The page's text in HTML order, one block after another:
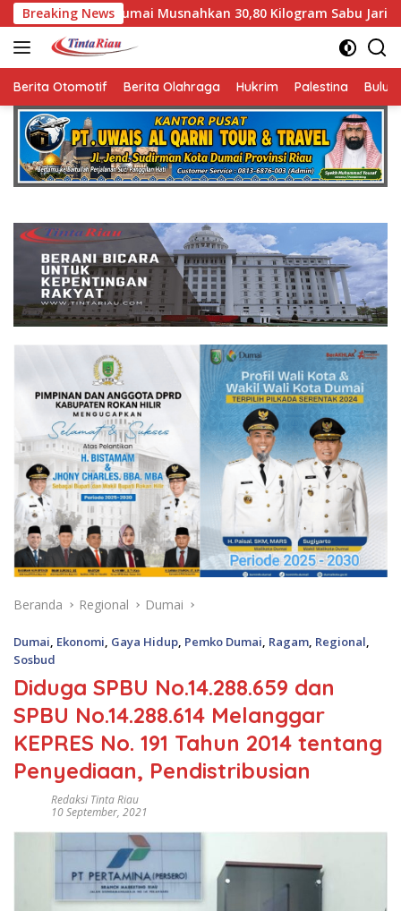
Langsung
ke
konten
Breaking News
Musnahkan 30,80 Kilogram Sabu Jaringan Internasional,
Berita Otomotif Berita Olahraga Hukrim Palestina
Beranda Regional Dumai
Dumai Ekonomi Gaya Hidup Pemko Dumai Ragam Regional
Sosbud
Diduga SPBU No.14.288.659 dan
SPBU No.14.288.614 Melanggar
KEPRES No. 191 Tahun 2014 tentang
Penyediaan, Pendistribusian
Redaksi Tinta Riau
10 September, 2021